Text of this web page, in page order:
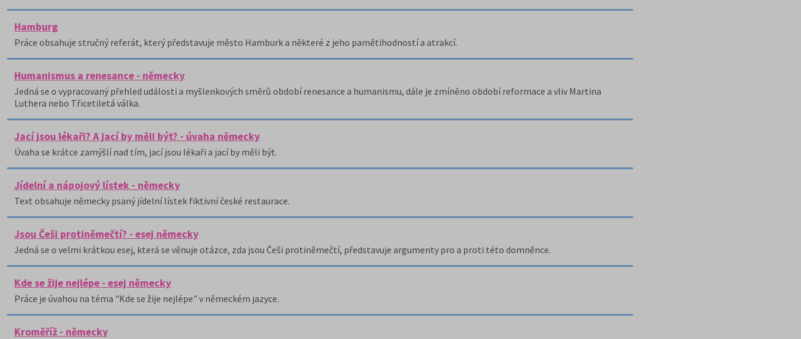
Hamburg
Práce obsahuje stručný referát, který představuje město Hamburk a některé z jeho pamětihodností a atrakcí.
Humanismus a renesance - německy
Jedná se o vypracovaný přehled události a myšlenkových směrů období renesance a humanismu, dále je zmíněno období reformace a vliv Martina
Luthera nebo Třicetiletá válka.
Jací jsou lékaři? A jací by měli být? - úvaha německy
Úvaha se krátce zamýšlí nad tím, jací jsou lékaři a jací by měli být.
Jídelní a nápojový lístek - německy
Text obsahuje německy psaný jídelní lístek fiktivní české restaurace.
Jsou Češi protiněmečtí? - esej německy
Jedná se o velmi krátkou esej, která se věnuje otázce, zda jsou Češi protiněmečtí, představuje argumenty pro a proti této domněnce.
Kde se žije nejlépe - esej německy
Práce je úvahou na téma "Kde se žije nejlépe" v německém jazyce.
Kroměříž - německy